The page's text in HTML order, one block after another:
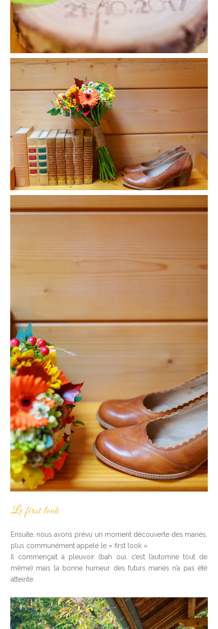
Le first look
Ensuite, nous avons prévu un moment découverte des mariés,
plus communément appelé le « first look ».
Il commençait à pleuvoir (bah oui, c’est l’automne tout de
même) mais la bonne humeur des futurs mariés n’a pas été
atteinte.